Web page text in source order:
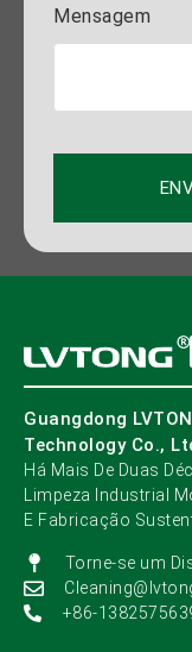
Mensagem
Guangdong
Technology Co.,
Há Mais De Duas
Limpeza Industrial
E Fabricação
Torne-se um
+86-